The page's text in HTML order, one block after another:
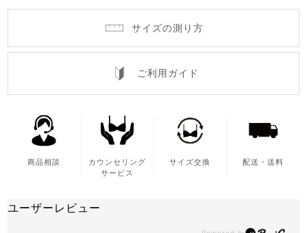
サイズの測り方
ご利用ガイド
商品相談
カウンセリング
サービス
サイズ交換 配送・送料
ユーザーレビュー